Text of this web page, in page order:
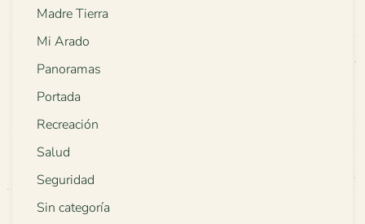
Madre Tierra
Mi Arado
Panoramas
Portada
Recreación
Salud
Seguridad
Sin categoría